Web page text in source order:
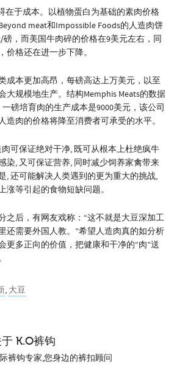
在于成本。以植物蛋白为基础的素肉价格
meat和Impossible Foods的人造肉饼
磅，而美国牛肉碎的价格在9美元左右，同
价格还在进一步下降。
成本更加高昂，每磅高达上万美元，以至
大规模地生产。结构Memphis Meats的数据
磅培育肉的生产成本是9000美元，该公司
造肉的价格将降至消费者可承受的水平。
可保证绝对干净, 既可从根本上杜绝疯牛
染, 又可保证营养, 同时减少饲养家禽带来
, 还可能解决人类遇到的更为重大的挑战,
涨等引起的食物短缺问题。
之后，有网友戏称：“这不就是大豆深加工
还需要外国人教。”希望人造肉真的如分析
更多正向的价值，把健康和干净的“肉”送
, 大豆
于 K.O裤钩
裤钩专家,您身边的裤扣顾问